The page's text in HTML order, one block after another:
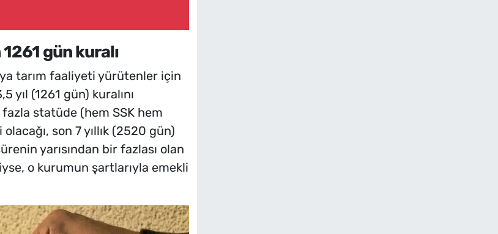
gün kuralı
tarım faaliyeti yürütenler için
yıl (1261 gün) kuralını
statüde (hem SSK hem
son 7 yıllık (2520 gün)
yarısından bir fazlası olan
o kurumun şartlarıyla emekli